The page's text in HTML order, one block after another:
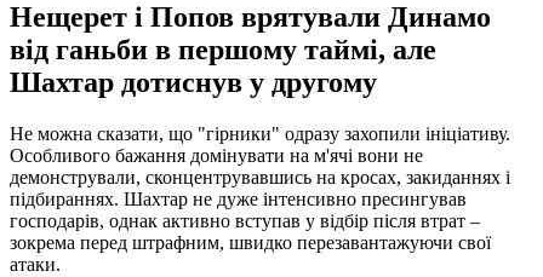
Нещерет і Попов врятували Динамо
від ганьби в першому таймі, але
Шахтар дотиснув у другому
Не можна сказати, що "гірники" одразу захопили ініціативу.
Особливого бажання домінувати на м'ячі вони не
демонстрували, сконцентрувавшись на кросах, закиданнях і
підбираннях. Шахтар не дуже інтенсивно пресингував
господарів, однак активно вступав у відбір після втрат –
зокрема перед штрафним, швидко перезавантажуючи свої
атаки.